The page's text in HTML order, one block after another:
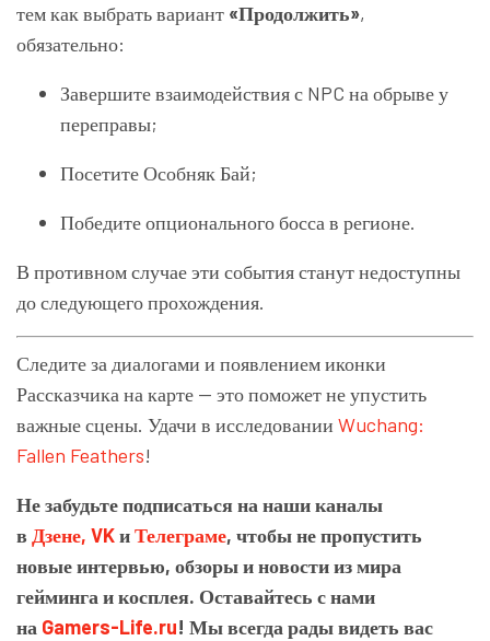
тем как выбрать вариант «Продолжить»,
обязательно:
Завершите взаимодействия с NPC на обрыве у
переправы;
Посетите Особняк Бай;
Победите опционального босса в регионе.
В противном случае эти события станут недоступны
до следующего прохождения.
Следите за диалогами и появлением иконки
Рассказчика на карте — это поможет не упустить
важные сцены. Удачи в исследовании Wuchang:
Fallen Feathers!
Не забудьте подписаться на наши каналы
в Дзене, VKиТелеграме, чтобы не пропустить
новые интервью, обзоры и новости из мира
гейминга и косплея. Оставайтесь с нами
на Gamers-Life.ru! Мы всегда рады видеть вас